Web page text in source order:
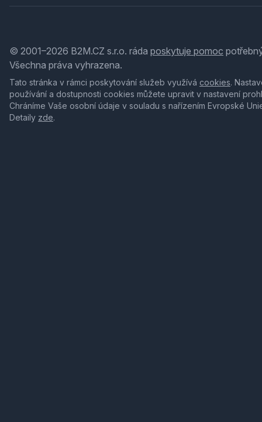
© 2001–2026 B2M.CZ s.r.o. ráda poskytuje pomoc
Všechna práva vyhrazena.
Tato stránka v rámci poskytování služeb využívá cookies.
používání a dostupnosti cookies můžete upravit v nastavení
Chráníme Vaše osobní údaje v souladu s nařízením Evropské
Detaily zde.